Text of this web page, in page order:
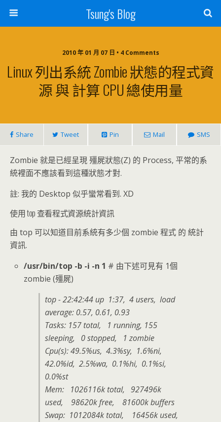
Tsung's Blog
2010 年 01 月 07 日 • 4 Comments
Linux 列出系統 Zombie 狀態的程式資
源 與 計算 CPU 總使用量
Share Tweet Pin Mail SMS
Zombie 就是已經呈現 殭屍狀態(Z) 的 Process, 平常的系
統裡面不應該看到這種狀態才對.
註: 我的 Desktop 似乎蠻常看到. XD
使用 top 查看程式資源統計資訊
由 top 可以知道目前系統有多少個 zombie 程式 的 統計
資訊.
/usr/bin/top -b -i -n 1 # 由下述可見有 1個
zombie (殭屍)
top - 22:42:44 up 1:37, 4 users, load
average: 0.57, 0.61, 0.93
Tasks: 157 total, 1 running, 155
sleeping, 0 stopped, 1 zombie
Cpu(s): 49.5%us, 4.3%sy, 1.6%ni,
42.0%id, 2.5%wa, 0.1%hi, 0.1%si,
0.0%st
Mem: 1026116k total, 927496k
used, 98620k free, 81600k buffers
Swap: 1012084k total, 16456k used,